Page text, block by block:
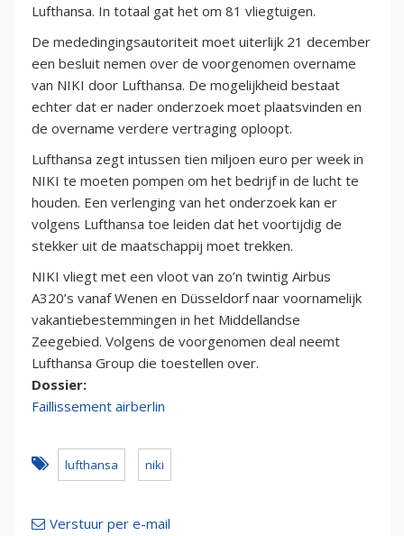
Lufthansa. In totaal gat het om 81 vliegtuigen.
De mededingingsautoriteit moet uiterlijk 21 december
een besluit nemen over de voorgenomen overname
van NIKI door Lufthansa. De mogelijkheid bestaat
echter dat er nader onderzoek moet plaatsvinden en
de overname verdere vertraging oploopt.
Lufthansa zegt intussen tien miljoen euro per week in
NIKI te moeten pompen om het bedrijf in de lucht te
houden. Een verlenging van het onderzoek kan er
volgens Lufthansa toe leiden dat het voortijdig de
stekker uit de maatschappij moet trekken.
NIKI vliegt met een vloot van zo’n twintig Airbus
A320’s vanaf Wenen en Düsseldorf naar voornamelijk
vakantiebestemmingen in het Middellandse
Zeegebied. Volgens de voorgenomen deal neemt
Lufthansa Group die toestellen over.
Dossier:
Faillissement airberlin
lufthansa niki
Verstuur per e-mail